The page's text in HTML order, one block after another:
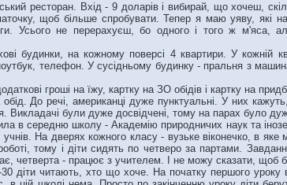
ресторан. Вхід - 9 доларів і вибирай, що хочеш,
щоб більше спробувати. Тепер я маю уяву, які на
Усього не перерахуєш, бо одного і того ж м'яса,
будинки, на кожному поверсі 4 квартири. У кожній
телефон. У сусідньому будинку - пральня з
гроші на їжу, картку на ЗО обідів і картку на
До речі, американці дуже пунктуальні. У них
Викладачі були дуже досвідчені, тому на парах було
в середню школу - Академію природничих наук та
На дверях кожного класу - вузьке віконечко, в
тому і діти сидять по четверо за партами.
четверта - працює з учителем. І не можу сказати, щоб
діти читають, хто що хоче. На початку першого уроку